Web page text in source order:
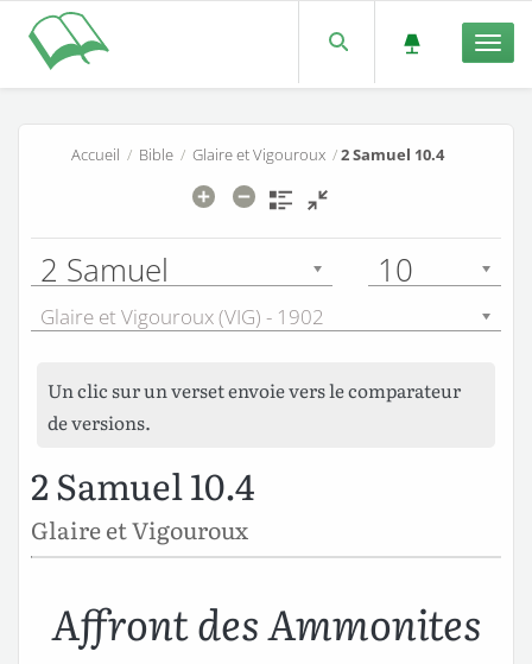
Accueil / Bible /Glaire et Vigouroux /2 Samuel 10.4
2 Samuel 10
Glaire et Vigouroux (VIG) - 1902
Un clic sur un verset envoie vers le comparateur
de versions.
2 Samuel 10.4
Glaire et Vigouroux
Affront des Ammonites